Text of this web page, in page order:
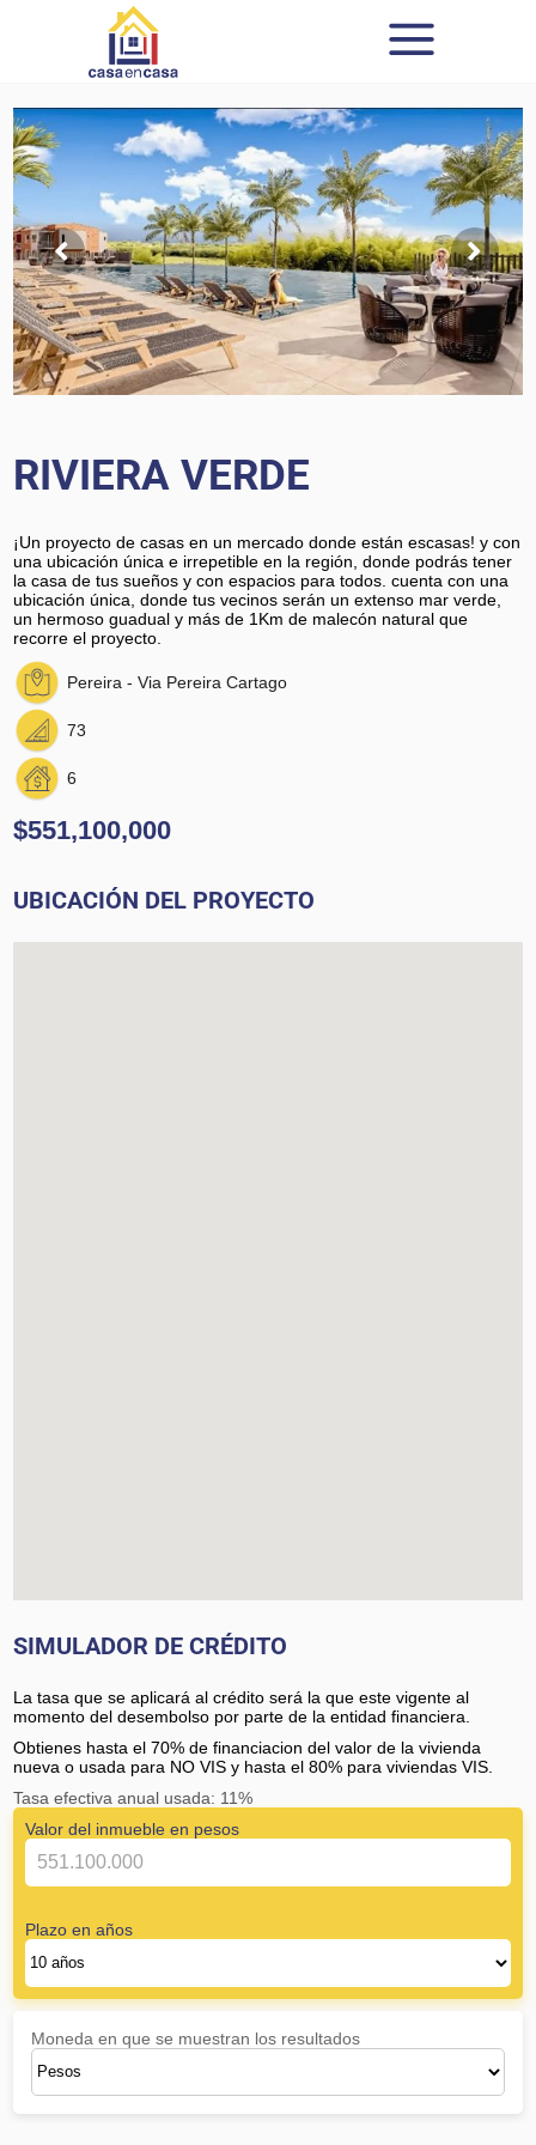
RIVIERA VERDE
¡Un proyecto de casas en un mercado donde están escasas! y con
una ubicación única e irrepetible en la región, donde podrás tener
la casa de tus sueños y con espacios para todos. cuenta con una
ubicación única, donde tus vecinos serán un extenso mar verde,
un hermoso guadual y más de 1Km de malecón natural que
recorre el proyecto.
Pereira - Via Pereira Cartago
73
6
$551,100,000
UBICACIÓN DEL PROYECTO
SIMULADOR DE CRÉDITO
La tasa que se aplicará al crédito será la que este vigente al
momento del desembolso por parte de la entidad financiera.
Obtienes hasta el 70% de financiacion del valor de la vivienda
nueva o usada para NO VIS y hasta el 80% para viviendas VIS.
Tasa efectiva anual usada: 11%
Valor del inmueble en pesos
Plazo en años
Moneda en que se muestran los resultados